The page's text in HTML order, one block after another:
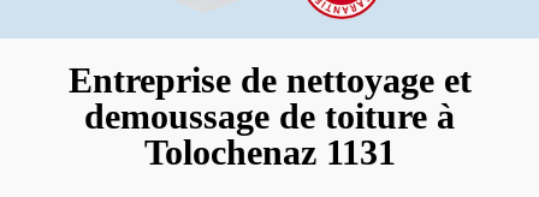
Entreprise de nettoyage et
demoussage de toiture à
Tolochenaz 1131